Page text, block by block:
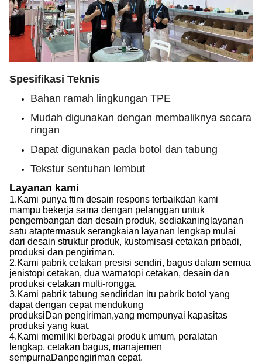
Spesifikasi Teknis
Bahan ramah lingkungan TPE
Mudah digunakan dengan membaliknya secara
ringan
Dapat digunakan pada botol dan tabung
Tekstur sentuhan lembut
Layanan kami
1.Kami punya ftim desain respons terbaikdan kami
mampu bekerja sama dengan pelanggan untuk
pengembangan dan desain produk, sediakaning layanan
satu ataptermasuk serangkaian layanan lengkap mulai
dari desain struktur produk, kustomisasi cetakan pribadi,
produksi dan pengiriman.
2.Kami pabrik cetakan presisi sendiri, bagus dalam semua
jenistopi cetakan, dua warnatopi cetakan, desain dan
produksi cetakan multi-rongga.
3.Kami pabrik tabung sendiridan itu pabrik botol yang
dapat dengan cepat mendukung
produksiDan pengiriman,yang mempunyai kapasitas
produksi yang kuat.
4.Kami memiliki berbagai produk umum, peralatan
lengkap, cetakan bagus, manajemen
sempurnaDanpengiriman cepat.